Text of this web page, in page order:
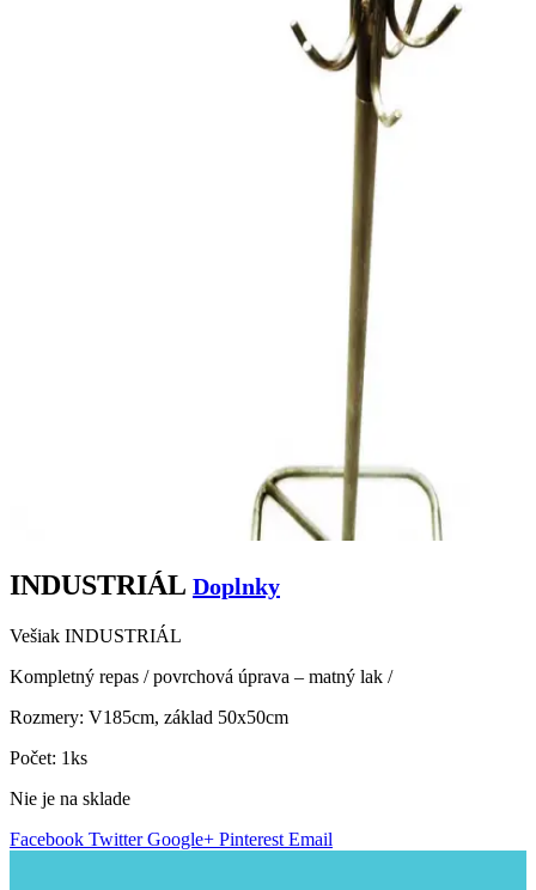
INDUSTRIÁL Doplnky
Vešiak INDUSTRIÁL
Kompletný repas / povrchová úprava – matný lak /
Rozmery: V185cm, základ 50x50cm
Počet: 1ks
Nie je na sklade
Facebook TwitterGoogle+ Pinterest Email